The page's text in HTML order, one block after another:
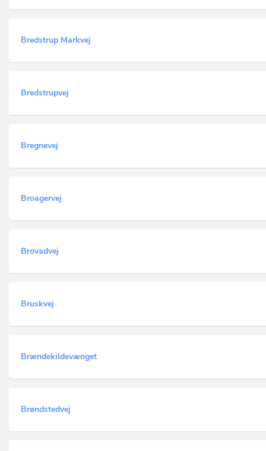
Bredstrup Markvej
Bredstrupvej
Bregnevej
Broagervej
Brovadvej
Bruskvej
Brændekildevænget
Brøndstedvej